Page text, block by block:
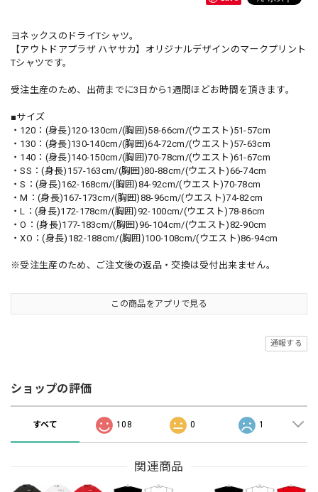
ヨネックスのドライTシャツ。
【アウトドアプラザ ハヤサカ】オリジナルデザインのマークプリント
Tシャツです。
受注生産のため、出荷までに3日から1週間ほどお時間を頂きます。
■サイズ
・120：(身長)120-130cm/(胸囲)58-66cm/(ウエスト)51-57cm
・130：(身長)130-140cm/(胸囲)64-72cm/(ウエスト)57-63cm
・140：(身長)140-150cm/(胸囲)70-78cm/(ウエスト)61-67cm
・SS：(身長)157-163cm/(胸囲)80-88cm/(ウエスト)66-74cm
・S：(身長)162-168cm/(胸囲)84-92cm/(ウエスト)70-78cm
・M：(身長)167-173cm/(胸囲)88-96cm/(ウエスト)74-82cm
・L：(身長)172-178cm/(胸囲)92-100cm/(ウエスト)78-86cm
・O：(身長)177-183cm/(胸囲)96-104cm/(ウエスト)82-90cm
・XO：(身長)182-188cm/(胸囲)100-108cm/(ウエスト)86-94cm
※受注生産のため、ご注文後の返品・交換は受付出来ません。
この商品をアプリで見る
通報する
ショップの評価
すべて 108 0 1
関連商品